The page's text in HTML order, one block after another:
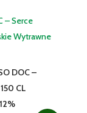
DOC –
CL